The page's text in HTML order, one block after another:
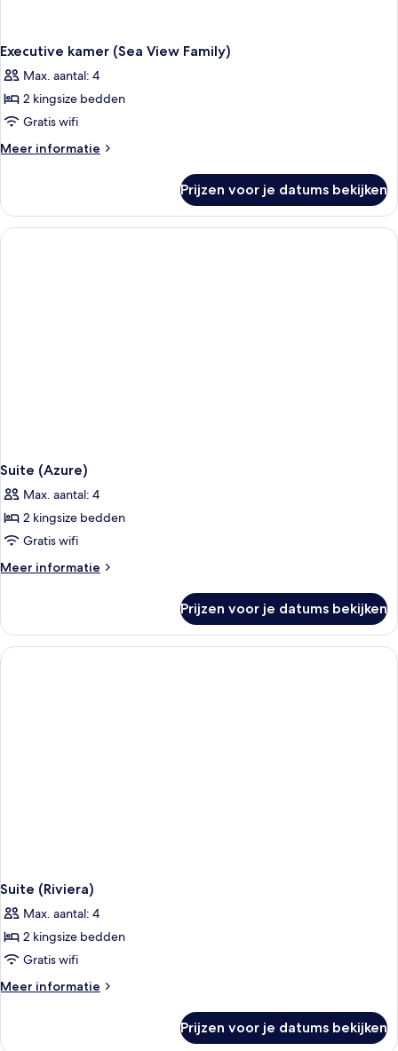
Executive kamer (Sea View Family)
Max. aantal: 4
2 kingsize bedden
Gratis wifi
Meer informatie
Meer
kamer
(Sea
View
Prijzen voor je datums bekijken
Suite (Azure)
Max. aantal: 4
2 kingsize bedden
Gratis wifi
Meer informatie
Meer
(Azure)
Prijzen voor je datums bekijken
Suite (Riviera)
Max. aantal: 4
2 kingsize bedden
Gratis wifi
Meer informatie
Meer
Prijzen voor je datums bekijken